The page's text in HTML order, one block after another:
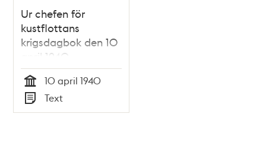
Ur chefen för
kustflottans
krigsdagbok den 10
april 1940
Tid
10 april 1940
Typ
Text